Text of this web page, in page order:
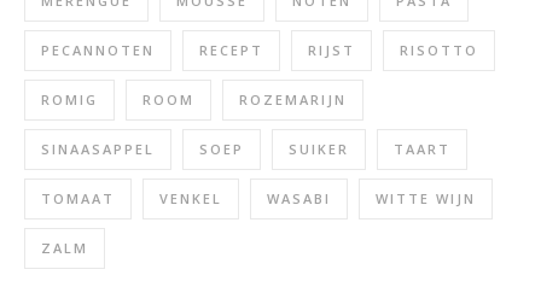
PECANNOTEN RECEPT RIJST RISOTTO
ROMIG ROOM ROZEMARIJN
SINAASAPPEL SOEP SUIKER TAART
TOMAAT VENKEL WASABI WITTE WIJN
ZALM